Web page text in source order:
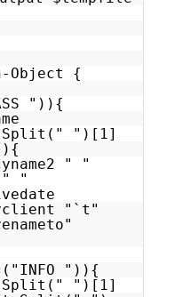
Object {
")){
")[1]
" "
" "
"`t"
")){
")[1]